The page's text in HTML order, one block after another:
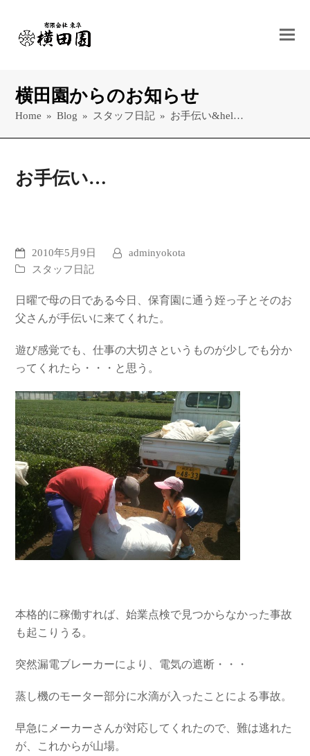
横田園からのお知らせ
Home » Blog » スタッフ日記 » お手伝い&hel…
お手伝い…
2010年5月9日
adminyokota
スタッフ日記
日曜で母の日である今日、保育園に通う姪っ子とそのお
父さんが手伝いに来てくれた。
遊び感覚でも、仕事の大切さというものが少しでも分か
ってくれたら・・・と思う。
本格的に稼働すれば、始業点検で見つからなかった事故
も起こりうる。
突然漏電ブレーカーにより、電気の遮断・・・
蒸し機のモーター部分に水滴が入ったことによる事故。
早急にメーカーさんが対応してくれたので、難は逃れた
が、これからが山場。